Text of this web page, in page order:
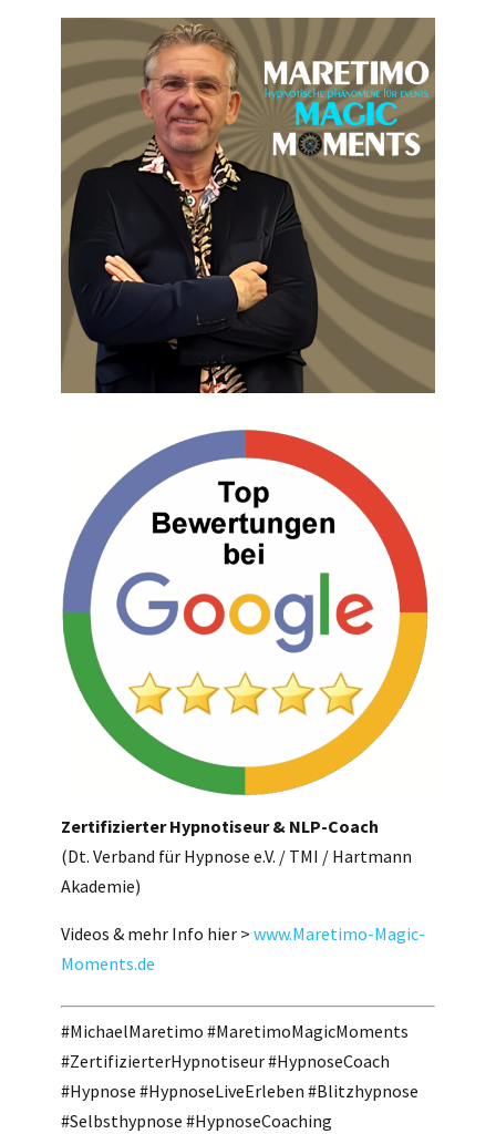
Zertifizierter Hypnotiseur & NLP-Coach
​​​​​​​(Dt. Verband für Hypnose e.V. / TMI / Hartmann
Akademie)
Videos & mehr Info hier > www.Maretimo-Magic-
Moments.de
#MichaelMaretimo #MaretimoMagicMoments
#ZertifizierterHypnotiseur #HypnoseCoach
#Hypnose #HypnoseLiveErleben #Blitzhypnose
#Selbsthypnose #HypnoseCoaching